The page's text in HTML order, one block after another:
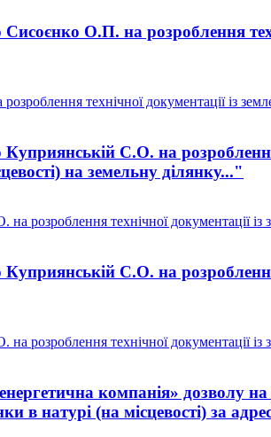
О.П. на розроблення
технічної документації із
С.О. на розроблення
на земельну ділянку..."
технічної документації
С.О. на розроблення
технічної документації
компанія» дозволу на
в натурі (на місцевості) за